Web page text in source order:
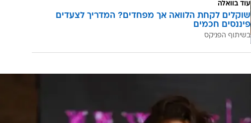
עוד בוואלה
שוקלים לקחת הלוואה אך מפחדים? המדריך לצעדים
פיננסים חכמים
בשיתוף הפניקס